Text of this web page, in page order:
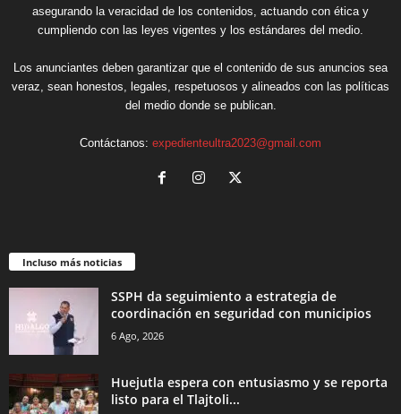
asegurando la veracidad de los contenidos, actuando con ética y
cumpliendo con las leyes vigentes y los estándares del medio.
Los anunciantes deben garantizar que el contenido de sus anuncios sea
veraz, sean honestos, legales, respetuosos y alineados con las políticas
del medio donde se publican.
Contáctanos: expedienteultra2023@gmail.com
Incluso más noticias
SSPH da seguimiento a estrategia de
coordinación en seguridad con municipios
6 Ago, 2026
Huejutla espera con entusiasmo y se reporta
listo para el Tlajtoli...